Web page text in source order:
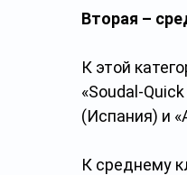
Вторая –
К этой
«Soudal-
(Испания) и
К среднему